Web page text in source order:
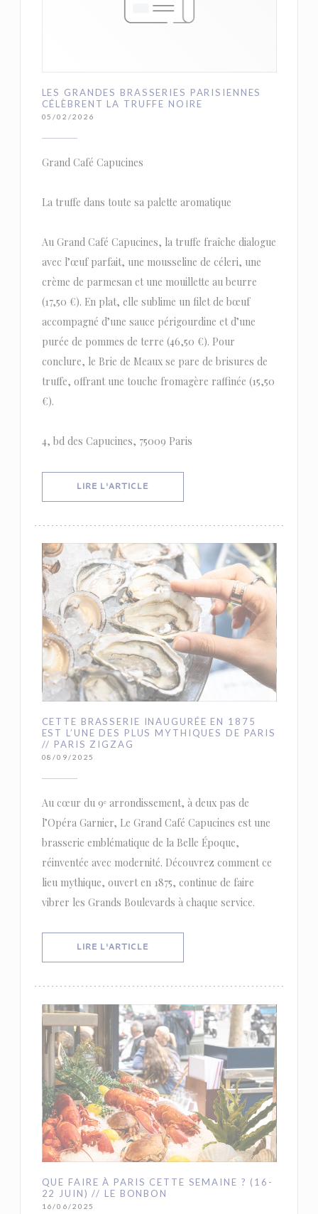
LES GRANDES BRASSERIES PARISIENNES
CÉLÈBRENT LA TRUFFE NOIRE
05/02/2026
Grand Café Capucines
La truffe dans toute sa palette aromatique
Au Grand Café Capucines, la truffe fraîche dialogue
avec l’œuf parfait, une mousseline de céleri, une
crème de parmesan et une mouillette au beurre
(17,50 €). En plat, elle sublime un filet de bœuf
accompagné d’une sauce périgourdine et d’une
purée de pommes de terre (46,50 €). Pour
conclure, le Brie de Meaux se pare de brisures de
truffe, offrant une touche fromagère raffinée (15,50
€).
4, bd des Capucines, 75009 Paris
LIRE L'ARTICLE
CETTE BRASSERIE INAUGURÉE EN 1875
EST L’UNE DES PLUS MYTHIQUES DE PARIS
// PARIS ZIGZAG
08/09/2025
Au cœur du 9ᵉ arrondissement, à deux pas de
l’Opéra Garnier, Le Grand Café Capucines est une
brasserie emblématique de la Belle Époque,
réinventée avec modernité. Découvrez comment ce
lieu mythique, ouvert en 1875, continue de faire
vibrer les Grands Boulevards à chaque service.
LIRE L'ARTICLE
QUE FAIRE À PARIS CETTE SEMAINE ? (16-
22 JUIN) // LE BONBON
16/06/2025